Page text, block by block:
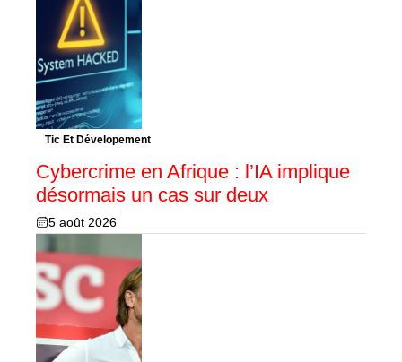
Tic Et Dévelopement
Cybercrime en Afrique : l’IA implique
désormais un cas sur deux
5 août 2026